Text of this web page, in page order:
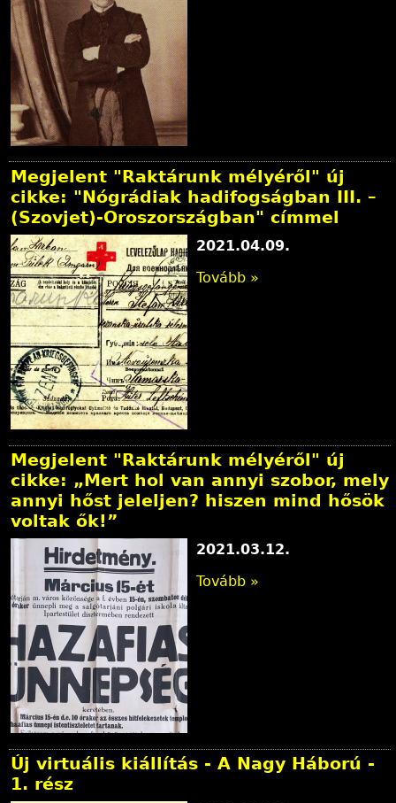
Megjelent "Raktárunk mélyéről" új
cikke: "Nógrádiak hadifogságban III. –
(Szovjet)-Oroszországban" címmel
2021.04.09.
Tovább »
Megjelent "Raktárunk mélyéről" új
cikke: „Mert hol van annyi szobor, mely
annyi hőst jeleljen? hiszen mind hősök
voltak ők!”
2021.03.12.
Tovább »
Új virtuális kiállítás - A Nagy Háború -
1. rész